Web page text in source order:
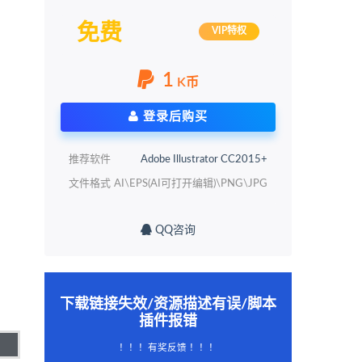
免费 VIP特权
1 K币
登录后购买
推荐软件 Adobe Illustrator CC2015+
文件格式 AI\EPS(AI可打开编辑)\PNG\JPG
QQ咨询
下载链接失效/资源描述有误/脚本
插件报错
！！！有奖反馈 ！！！